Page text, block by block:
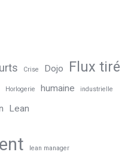
Crise Dojo Flux tiré
Horlogerie humaine industrielle
Lean
lean manager